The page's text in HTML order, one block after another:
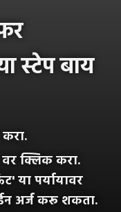
स्टेप बाय
करा.
वर क्लिक करा.
या पर्यायावर
अर्ज करू शकता.